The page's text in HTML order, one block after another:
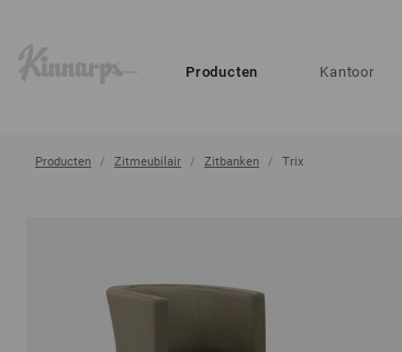
Producten Kantoor
Producten Zitmeubilair Zitbanken Trix